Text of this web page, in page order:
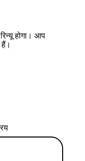
होगा। आप